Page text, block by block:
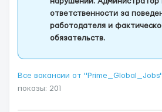
ответственности за
работодателя и
обязательств.
Все вакансии от
показы: 201